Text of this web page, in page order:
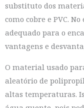
substituto dos
como cobre e PVC.
adequado para o
vantagens e
O material usado
aleatório de
altas temperaturas.